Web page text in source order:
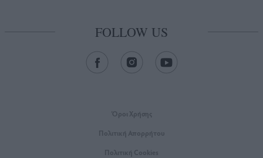
FOLLOW US
Όροι Xρήσης
Πολιτική Απορρήτου
Πολιτική Cookies